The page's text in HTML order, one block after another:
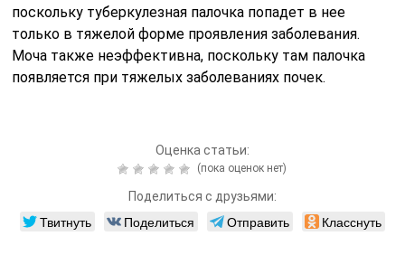
поскольку туберкулезная палочка попадет в нее
только в тяжелой форме проявления заболевания.
Моча также неэффективна, поскольку там палочка
появляется при тяжелых заболеваниях почек.
Оценка статьи:
(пока оценок нет)
Поделиться с друзьями:
Твитнуть Поделиться Отправить Класснуть